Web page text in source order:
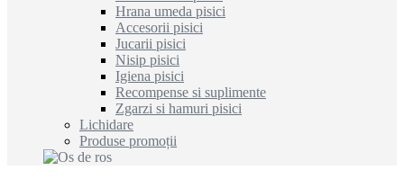
Hrana umeda pisici
Accesorii pisici
Jucarii pisici
Nisip pisici
Igiena pisici
Recompense si suplimente
Zgarzi si hamuri pisici
Lichidare
Produse promoții